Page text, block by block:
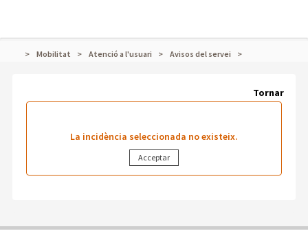
Mobilitat Atenció a l'usuari Avisos del servei
La incidència seleccionada no existeix.
Tornar